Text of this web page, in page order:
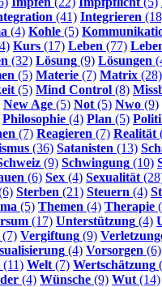
(41) Integrieren
(4) Kohle (5)
Kurs (17) Leben (77)
(32) Lösung (9) Lösungen
(5) Materie (7) Matrix (28)
(5) Mind Control (8)
New Age (5) Not (5) Nwo (9)
Philosophie (4) Plan (5)
(7) Reagieren (7) Realität
(36) Satanisten (13)
(9) Schwingung (10)
(6) Sex (4) Sexualität
Sterben (21) Steuern (4)
(5) Themen (4) Therapie
(17) Unterstützung (4)
(7) Vergiftung (9)
(4) Vorsorgen (6)
(11) Welt (7) Wertschätzung
(4) Wünsche (9) Wut (14)